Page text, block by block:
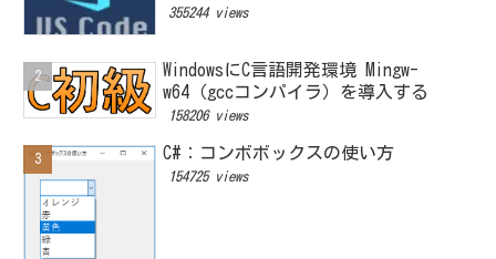
355244 views
WindowsにC言語開発環境 Mingw-
w64（gccコンパイラ）を導入する
158206 views
C#：コンボボックスの使い方
154725 views